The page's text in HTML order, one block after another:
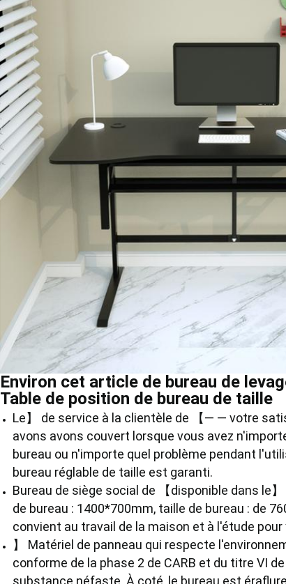
Environ cet article de bureau de
Table de position de bureau de taille
Le】 de service à la clientèle de 【— — votre
avons avons couvert lorsque vous avez
bureau ou n'importe quel problème pendant
bureau réglable de taille est garanti.
Bureau de siège social de 【disponible dans le
de bureau : 1400*700mm, taille de bureau : de
convient au travail de la maison et à l'étude
】 Matériel de panneau qui respecte
conforme de la phase 2 de CARB et du titre VI
substance néfaste. À coté, le bureau est